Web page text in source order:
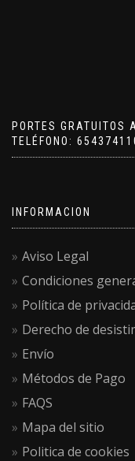
PORTES GRATUITOS
TELÉFONO:
INFORMACION
Aviso Legal
Condiciones
Política de
Derecho de
Envío
Métodos de Pago
FAQS
Mapa del sitio
Politica de cookies